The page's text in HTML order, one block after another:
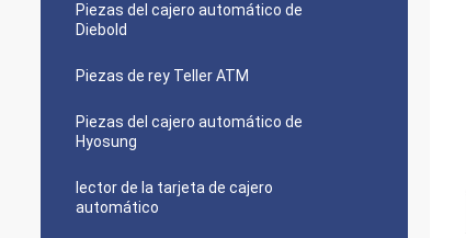
Piezas del cajero automático de
Diebold
Piezas de rey Teller ATM
Piezas del cajero automático de
Hyosung
lector de la tarjeta de cajero
automático